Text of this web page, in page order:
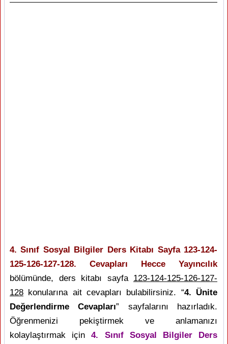
4. Sınıf Sosyal Bilgiler Ders Kitabı Sayfa 123-124-
125-126-127-128. Cevapları Hecce Yayıncılık
bölümünde, ders kitabı sayfa 123-124-125-126-127-
128 konularına ait cevapları bulabilirsiniz. “4. Ünite
Değerlendirme Cevapları” sayfalarını hazırladık.
Öğrenmenizi pekiştirmek ve anlamanızı
kolaylaştırmak için4. Sınıf Sosyal Bilgiler Ders